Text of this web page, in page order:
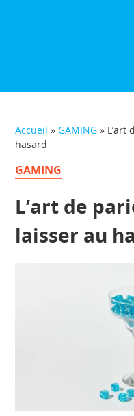
Accueil »GAMING » L’art
hasard
GAMING
L’art de
laisser au